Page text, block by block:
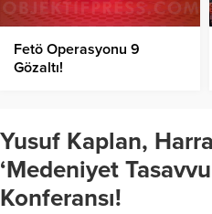
Fetö Operasyonu 9
Gözaltı!
Yusuf Kaplan,
‘Medeniyet
Konferansı!